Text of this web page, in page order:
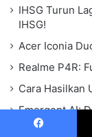
IHSG Turun
IHSG!
Acer Iconia
Realme P4R:
Cara Hasilkan
Emergent AI: